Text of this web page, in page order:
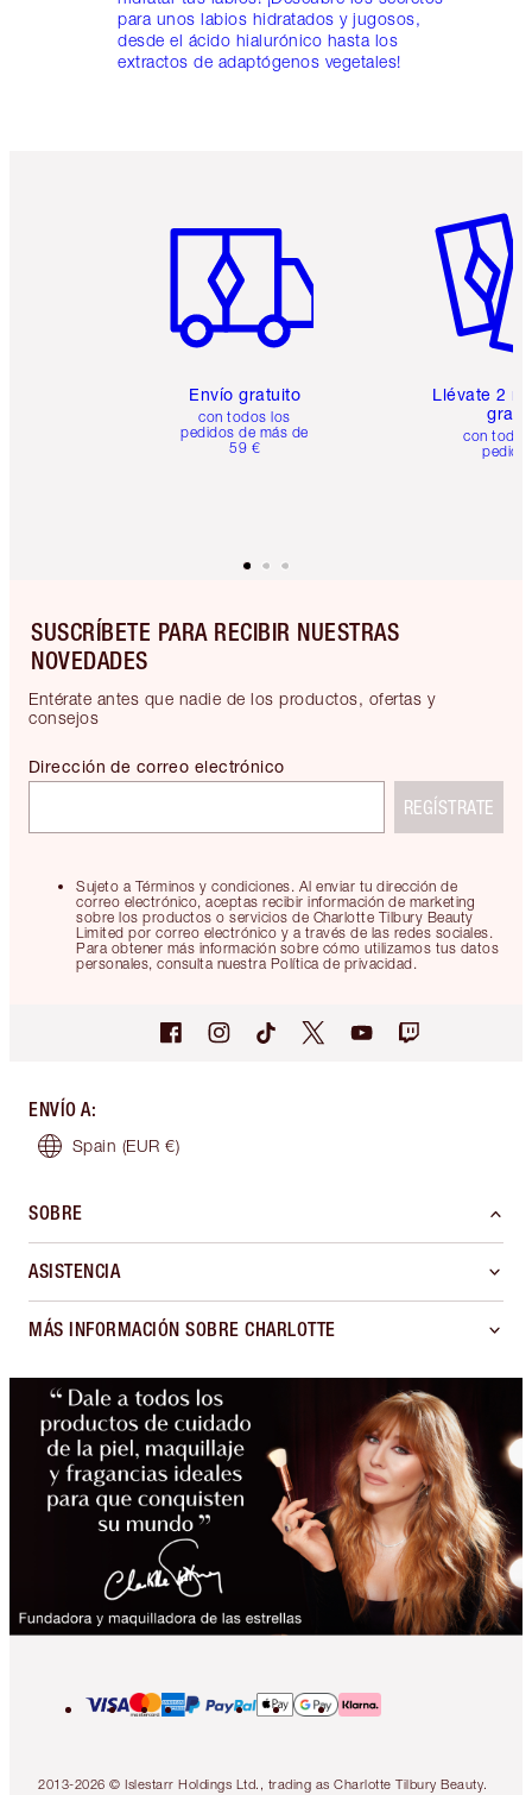
para unos labios hidratados y jugosos,
desde el ácido hialurónico hasta los
extractos de adaptógenos vegetales!
Envío gratuito
con todos los
pedidos de más de
59 €
Llévate 2
gratis
con
SUSCRÍBETE PARA RECIBIR NUESTRAS
NOVEDADES
Entérate antes que nadie de los productos, ofertas y
consejos
Sujeto a Términos y condiciones. Al enviar tu dirección de
correo electrónico, aceptas recibir información de marketing
sobre los productos o servicios de Charlotte Tilbury Beauty
Limited por correo electrónico y a través de las redes sociales.
Para obtener más información sobre cómo utilizamos tus datos
personales, consulta nuestra Política de privacidad.
Dirección de correo electrónico
REGÍSTRATE
ENVÍO A:
Spain (EUR €)
SOBRE
ASISTENCIA
MÁS INFORMACIÓN SOBRE CHARLOTTE
2013-2026 © Islestarr Holdings Ltd., trading as Charlotte Tilbury Beauty.